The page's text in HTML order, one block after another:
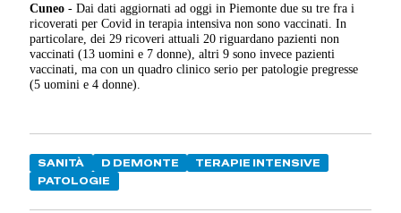
Cuneo - Dai dati aggiornati ad oggi in Piemonte due su tre fra i
ricoverati per Covid in terapia intensiva non sono vaccinati. In
particolare, dei 29 ricoveri attuali 20 riguardano pazienti non
vaccinati (13 uomini e 7 donne), altri 9 sono invece pazienti
vaccinati, ma con un quadro clinico serio per patologie pregresse
(5 uomini e 4 donne).
SANITÀ D DEMONTE
TERAPIE INTENSIVE
PATOLOGIE